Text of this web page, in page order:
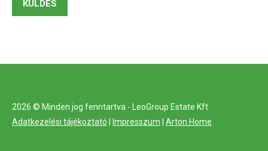
2026 © Minden jog fenntartva - LeoGroup Estate Kft
Adatkezelési tájékoztató
Impresszum Arton Home